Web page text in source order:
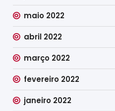
maio 2022
abril 2022
março 2022
fevereiro 2022
janeiro 2022